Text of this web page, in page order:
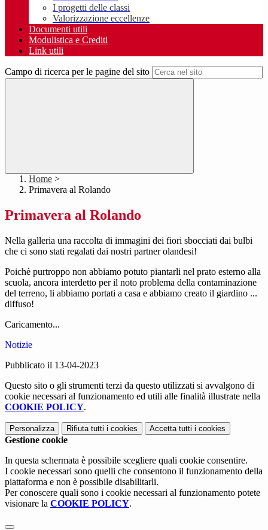
I progetti delle classi
Valorizzazione eccellenze
Documenti utili
Modulistica e Crediti
Link utili
Campo di ricerca per le pagine del sito
Home >
Primavera al Rolando
Primavera al Rolando
Nella galleria una raccolta di immagini dei fiori sbocciati dai bulbi
che ci sono stati regalati dai nostri partner olandesi!
Poichè purtroppo non abbiamo potuto piantarli nel prato esterno alla
scuola, ancora interdetto per il noto problema della contaminazione
del terreno, li abbiamo portati a casa e abbiamo creato il giardino ...
diffuso!
Caricamento...
Notizie
Pubblicato il 13-04-2023
Questo sito o gli strumenti terzi da questo utilizzati si avvalgono di
cookie necessari al funzionamento ed utili alle finalità illustrate nella
COOKIE POLICY.
Personalizza Rifiuta tutti i cookies Accetta tutti i cookies
Gestione cookie
In questa schermata è possibile scegliere quali cookie consentire.
I cookie necessari sono quelli che consentono il funzionamento della
piattaforma e non è possibile disabilitarli.
Per conoscere quali sono i cookie necessari al funzionamento potete
visionare la COOKIE POLICY.